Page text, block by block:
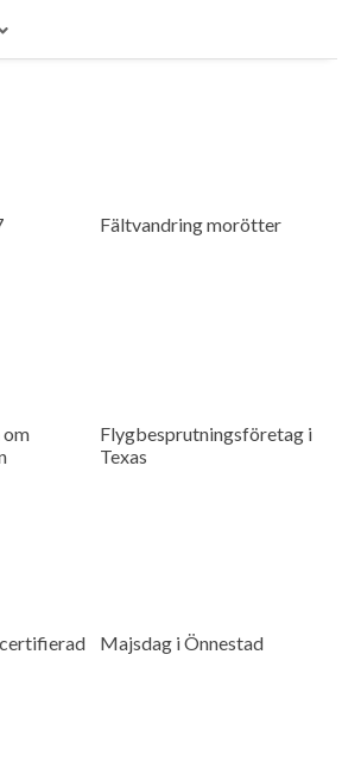
Fältvandring morötter
om
Flygbesprutningsföretag i
Texas
Majsdag i Önnestad